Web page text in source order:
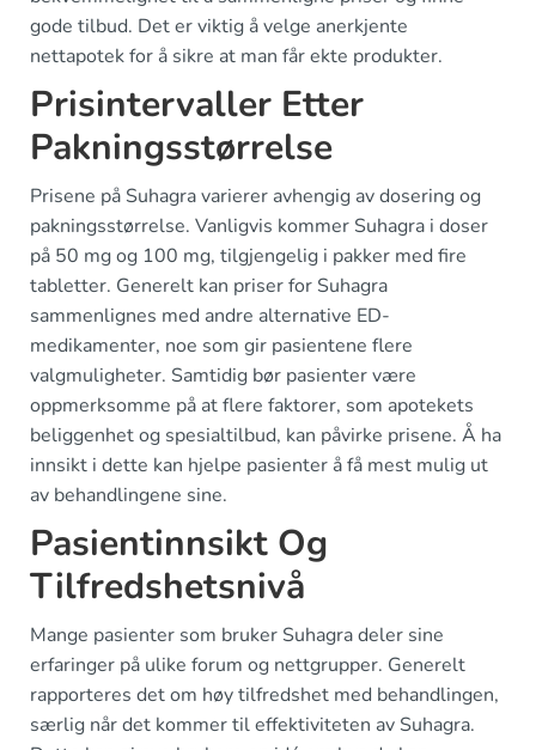
gode tilbud. Det er viktig å velge anerkjente
nettapotek for å sikre at man får ekte produkter.
Prisintervaller Etter
Pakningsstørrelse
Prisene på Suhagra varierer avhengig av dosering og
pakningsstørrelse. Vanligvis kommer Suhagra i doser
på 50 mg og 100 mg, tilgjengelig i pakker med fire
tabletter. Generelt kan priser for Suhagra
sammenlignes med andre alternative ED-
medikamenter, noe som gir pasientene flere
valgmuligheter. Samtidig bør pasienter være
oppmerksomme på at flere faktorer, som apotekets
beliggenhet og spesialtilbud, kan påvirke prisene. Å ha
innsikt i dette kan hjelpe pasienter å få mest mulig ut
av behandlingene sine.
Pasientinnsikt Og
Tilfredshetsnivå
Mange pasienter som bruker Suhagra deler sine
erfaringer på ulike forum og nettgrupper. Generelt
rapporteres det om høy tilfredshet med behandlingen,
særlig når det kommer til effektiviteten av Suhagra.